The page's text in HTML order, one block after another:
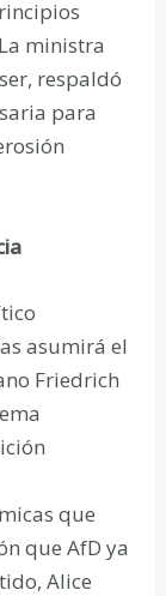
ministra
respaldó
para
asumirá el
Friedrich
que
que AfD ya
Alice